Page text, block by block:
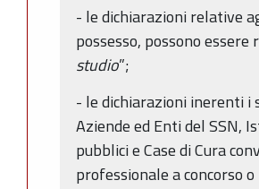
- le dichiarazioni relative
possesso, possono
studio”;
- le dichiarazioni inerenti i
Aziende ed Enti del SSN,
pubblici e Case di Cura
professionale a concorso